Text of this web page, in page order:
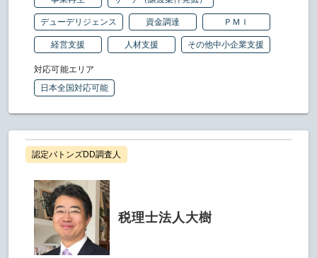
デューデリジェンス 資金調達 ＰＭＩ
経営支援 人材支援 その他中小企業支援
対応可能エリア
日本全国対応可能
認定バトンズDD調査人
税理士法人大樹